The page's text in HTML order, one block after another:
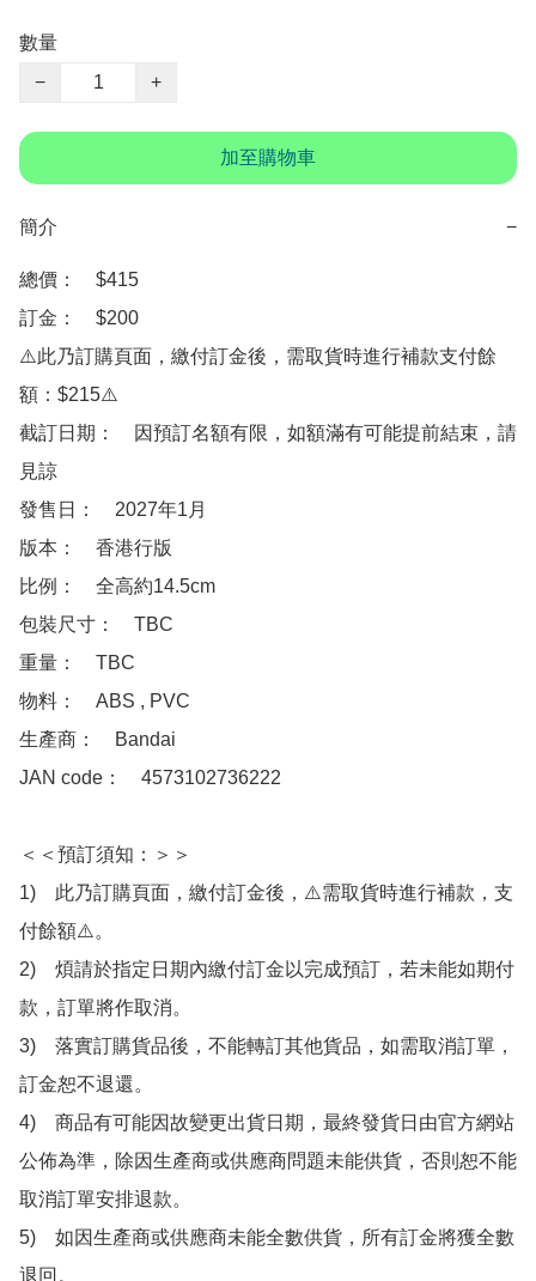
數量
−
+
加至購物車
簡介 −
總價：　$415
訂金：　$200
⚠️此乃訂購頁面，繳付訂金後，需取貨時進行補款支付餘
額：$215⚠️
截訂日期：　因預訂名額有限，如額滿有可能提前結束，請
見諒
發售日：　2027年1月
版本：　香港行版
比例：　全高約14.5cm
包裝尺寸：　TBC
重量：　TBC
物料：　ABS , PVC
生產商：　Bandai
JAN code：　4573102736222
＜＜預訂須知：＞＞
1)　此乃訂購頁面，繳付訂金後，⚠️需取貨時進行補款，支
付餘額⚠️。
2)　煩請於指定日期內繳付訂金以完成預訂，若未能如期付
款，訂單將作取消。
3)　落實訂購貨品後，不能轉訂其他貨品，如需取消訂單，
訂金恕不退還。
4)　商品有可能因故變更出貨日期，最終發貨日由官方網站
公佈為準，除因生產商或供應商問題未能供貨，否則恕不能
取消訂單安排退款。
5)　如因生產商或供應商未能全數供貨，所有訂金將獲全數
退回。